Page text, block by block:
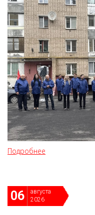
Подробнее
06
августа
2026